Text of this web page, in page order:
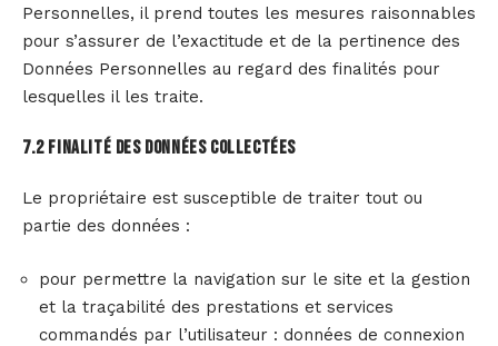
Personnelles, il prend toutes les mesures raisonnables
pour s’assurer de l’exactitude et de la pertinence des
Données Personnelles au regard des finalités pour
lesquelles il les traite.
7.2 Finalité des données collectées
Le propriétaire est susceptible de traiter tout ou
partie des données :
pour permettre la navigation sur le site et la gestion
et la traçabilité des prestations et services
commandés par l’utilisateur : données de connexion